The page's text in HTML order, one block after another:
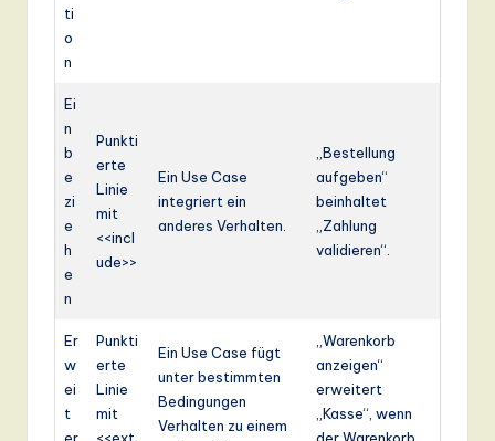
ti
o
n
Ei
n
b
e
zi
e
h
e
n
Punkti
erte
Linie
mit
<<incl
ude>>
Ein Use Case
integriert ein
anderes Verhalten.
„Bestellung
aufgeben“
beinhaltet
„Zahlung
validieren“.
Er
w
ei
t
Punkti
erte
Linie
mit
Ein Use Case fügt
unter bestimmten
Bedingungen
Verhalten zu einem
„Warenkorb
anzeigen“
erweitert
„Kasse“, wenn